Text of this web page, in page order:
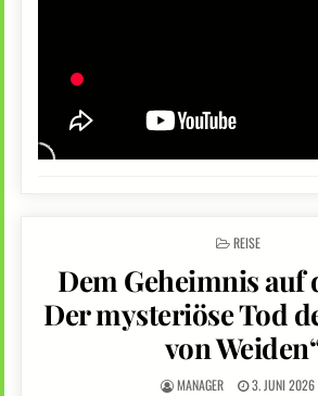
POSTED
REISE
Dem Geheimnis auf
Der mysteriöse Tod
von
MANAGER 3. JUNI 2026